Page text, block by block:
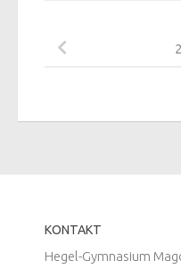
KONTAKT
Hegel-Gymnasium